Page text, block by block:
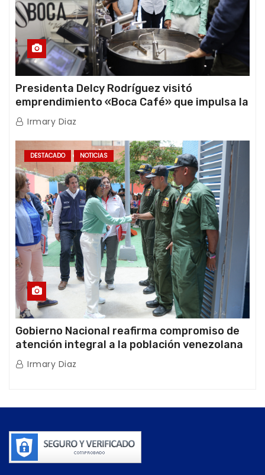
Presidenta Delcy Rodríguez visitó
emprendimiento «Boca Café» que impulsa la
producción nacional hacia mercados
internacionales
Irmary Diaz
DESTACADO NOTICIAS
Gobierno Nacional reafirma compromiso de
atención integral a la población venezolana
tras doblete sísmico
Irmary Diaz